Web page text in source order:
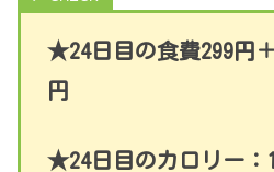
★24日目の食費299円
円
★24日目のカロリー：